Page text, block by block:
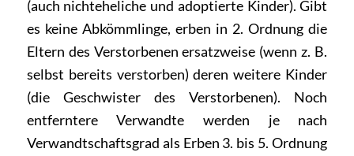
(auch nichteheliche und adoptierte Kinder). Gibt
es keine Abkömmlinge, erben in 2. Ordnung die
Eltern des Verstorbenen ersatzweise (wenn z. B.
selbst bereits verstorben) deren weitere Kinder
(die Geschwister des Verstorbenen). Noch
entferntere Verwandte werden je nach
Verwandtschaftsgrad als Erben 3. bis 5. Ordnung